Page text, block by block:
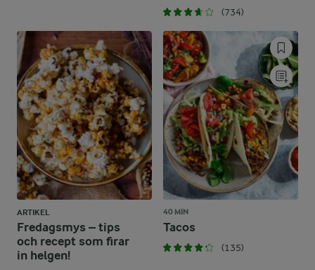
(734)
ARTIKEL
Fredagsmys – tips
och recept som firar
in helgen!
40 MIN
Tacos
(135)